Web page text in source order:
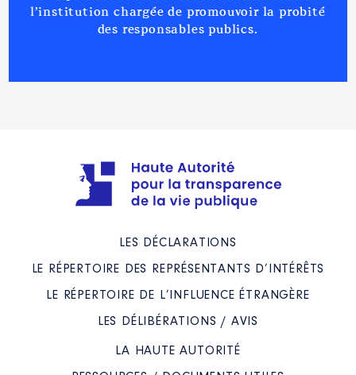
l’institution chargée de promouvoir la probité
des responsables publics.
LES DÉCLARATIONS
LE RÉPERTOIRE DES REPRÉSENTANTS D’INTÉRÊTS
LE RÉPERTOIRE DE L’INFLUENCE ÉTRANGÈRE
LES DÉLIBÉRATIONS / AVIS
LA HAUTE AUTORITÉ